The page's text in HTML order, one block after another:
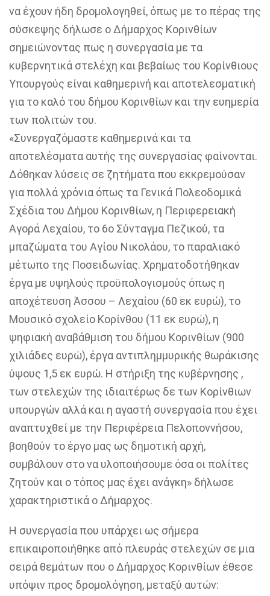
να έχουν ήδη δρομολογηθεί, όπως με το πέρας της
σύσκεψης δήλωσε ο Δήμαρχος Κορινθίων
σημειώνοντας πως η συνεργασία με τα
κυβερνητικά στελέχη και βεβαίως του Κορίνθιους
Υπουργούς είναι καθημερινή και αποτελεσματική
για το καλό του δήμου Κορινθίων και την ευημερία
των πολιτών του.
«Συνεργαζόμαστε καθημερινά και τα
αποτελέσματα αυτής της συνεργασίας φαίνονται.
Δόθηκαν λύσεις σε ζητήματα που εκκρεμούσαν
για πολλά χρόνια όπως τα Γενικά Πολεοδομικά
Σχέδια του Δήμου Κορινθίων, η Περιφερειακή
Αγορά Λεχαίου, το 6ο Σύνταγμα Πεζικού, τα
μπαζώματα του Αγίου Νικολάου, το παραλιακό
μέτωπο της Ποσειδωνίας. Χρηματοδοτήθηκαν
έργα με υψηλούς προϋπολογισμούς όπως η
αποχέτευση Άσσου – Λεχαίου (60 εκ ευρώ), το
Μουσικό σχολείο Κορίνθου (11 εκ ευρώ), η
ψηφιακή αναβάθμιση του δήμου Κορινθίων (900
χιλιάδες ευρώ), έργα αντιπλημμυρικής θωράκισης
ύψους 1,5 εκ ευρώ. Η στήριξη της κυβέρνησης ,
των στελεχών της ιδιαιτέρως δε των Κορίνθιων
υπουργών αλλά και η αγαστή συνεργασία που έχει
αναπτυχθεί με την Περιφέρεια Πελοποννήσου,
βοηθούν το έργο μας ως δημοτική αρχή,
συμβάλουν στο να υλοποιήσουμε όσα οι πολίτες
ζητούν και ο τόπος μας έχει ανάγκη» δήλωσε
χαρακτηριστικά ο Δήμαρχος.
Η συνεργασία που υπάρχει ως σήμερα
επικαιροποιήθηκε από πλευράς στελεχών σε μια
σειρά θεμάτων που ο Δήμαρχος Κορινθίων έθεσε
υπόψιν προς δρομολόγηση, μεταξύ αυτών: